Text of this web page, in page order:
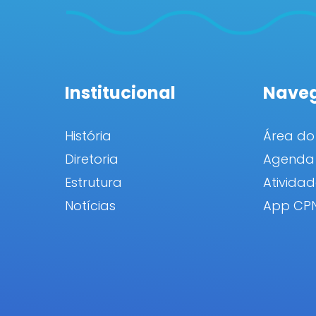
Institucional
História
Diretoria
Estrutura
Notícias
Área
App